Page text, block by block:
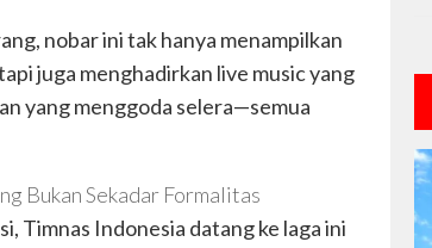
, nobar ini tak hanya menampilkan
juga menghadirkan live musicyang
yangmenggoda selera—semua
Bukan Sekadar Formalitas
Timnas Indonesia datang ke laga ini